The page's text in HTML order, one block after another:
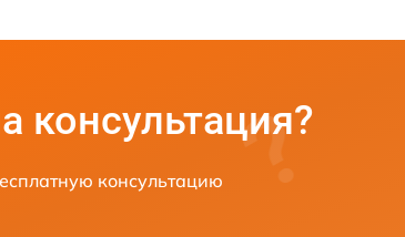
консультация?
консультацию